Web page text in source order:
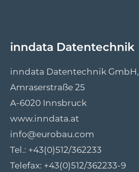
inndata Datentechnik
inndata Datentechnik GmbH,
Amraserstraße 25
A-6020 Innsbruck
www.inndata.at
info@eurobau.com
Tel.: +43(0)512/362233
Telefax: +43(0)512/362233-9